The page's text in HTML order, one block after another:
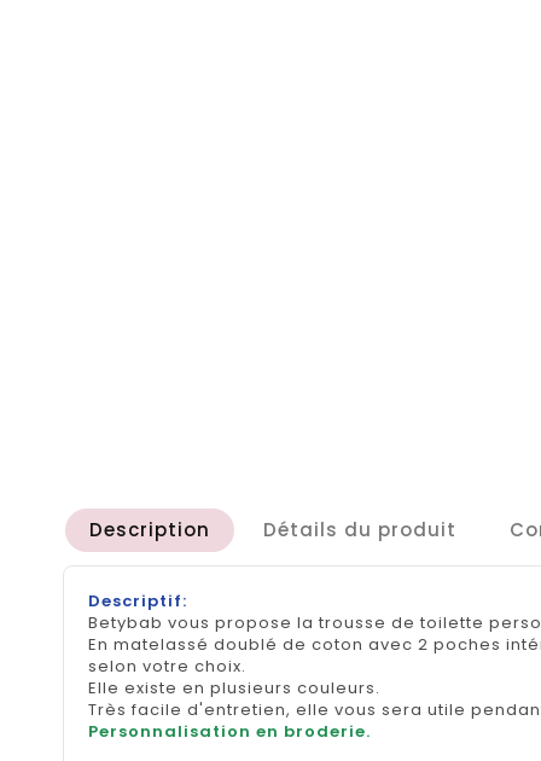
Description Détails du produit
Descriptif:
Betybab vous propose la trousse de toilette
En matelassé doublé de coton avec 2 poches
selon votre choix.
Elle existe en plusieurs couleurs.
Très facile d'entretien, elle vous sera utile
Personnalisation en broderie.